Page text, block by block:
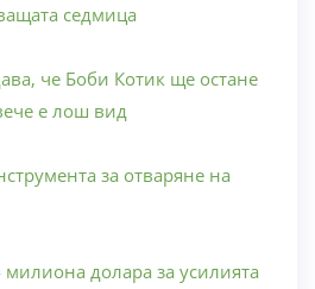
седмица
че Боби Котик ще остане
е лош вид
за отваряне на
долара за усилията